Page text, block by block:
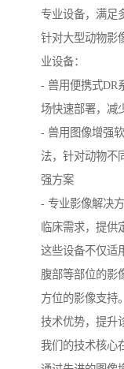
专业设备，满足
针对大型动物影
业设备：
- 兽用便携式DR
场快速部署，减
- 兽用图像增强
法，针对动物不
强方案
- 专业影像解决
临床需求，提供
这些设备不仅适
腹部等部位的影
方位的影像支持。
技术优势，提升
我们的技术核心